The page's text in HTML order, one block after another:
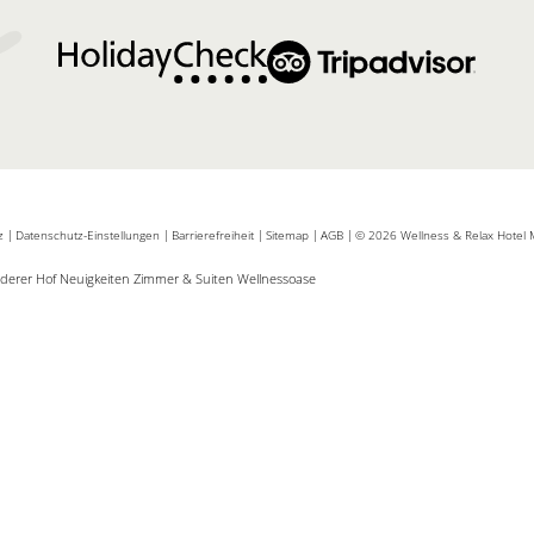
| Datenschutz-Einstellungen | Barrierefreiheit | Sitemap | AGB | © 2026 Wellness & Relax Hotel
Hof Neuigkeiten Zimmer & Suiten Wellnessoase